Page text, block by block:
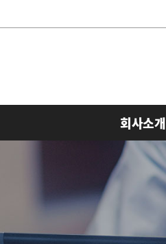
회사소개